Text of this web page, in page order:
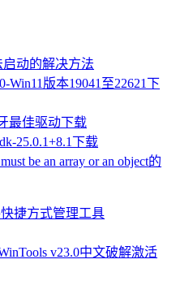
动的解决方法
Win11版本19041至22621下
最佳驱动下载
25.0.1+8.1下载
be an array or an object的
捷方式管理工具
v23.0中文破解激活